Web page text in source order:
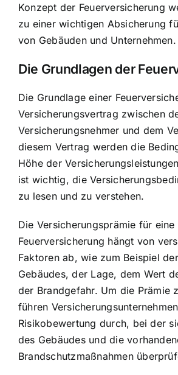
Konzept der Feuerversicherung
zu einer wichtigen Absicherung
von Gebäuden und Unternehmen.
Die Grundlagen der
Die Grundlage einer
Versicherungsvertrag zwischen
Versicherungsnehmer und dem
diesem Vertrag werden die
Höhe der
ist wichtig, die
zu lesen und zu verstehen.
Die Versicherungsprämie für eine
Feuerversicherung hängt von
Faktoren ab, wie zum Beispiel
Gebäudes, der Lage, dem Wert
der Brandgefahr. Um die Prämie
führen
Risikobewertung durch, bei der
des Gebäudes und die
Brandschutzmaßnahmen